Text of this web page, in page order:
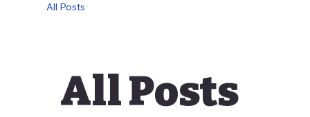
All Posts
All Posts